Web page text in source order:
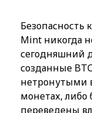
Безопасность
Mint никогда
сегодняшний
созданные
нетронутыми
монетах,
переведены